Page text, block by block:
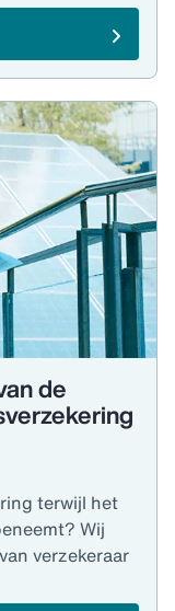
de
terwijl het
Wij
verzekeraar